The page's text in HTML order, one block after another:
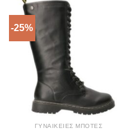
-25%
ΓΥΝΑΙΚΕΊΕΣ ΜΠΌΤΕΣ